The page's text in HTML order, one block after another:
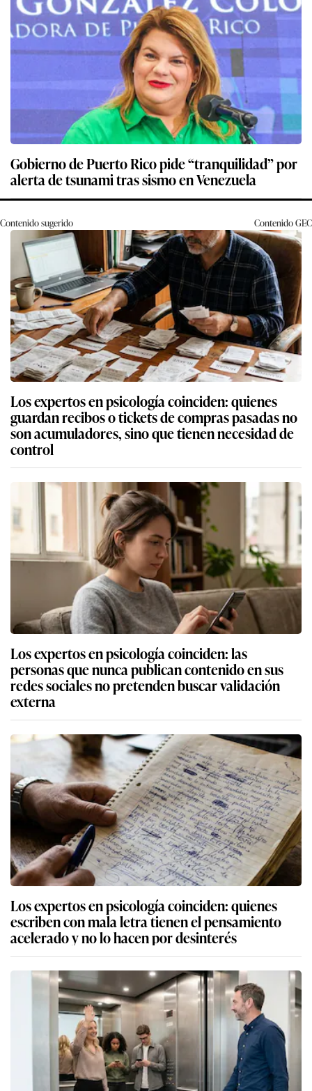
Gobierno de Puerto Rico pide “tranquilidad” por
alerta de tsunami tras sismo en Venezuela
Contenido sugerido ContenidoGEC
Los expertos en psicología coinciden: quienes
guardan recibos o tickets de compras pasadas no
son acumuladores, sino que tienen necesidad de
control
Los expertos en psicología coinciden: las
personas que nunca publican contenido en sus
redes sociales no pretenden buscar validación
externa
Los expertos en psicología coinciden: quienes
escriben con mala letra tienen el pensamiento
acelerado y no lo hacen por desinterés